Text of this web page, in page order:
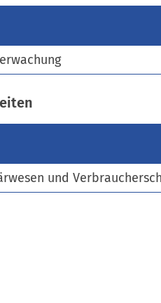
und